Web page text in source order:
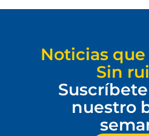
Noticias
Sin
nuestro